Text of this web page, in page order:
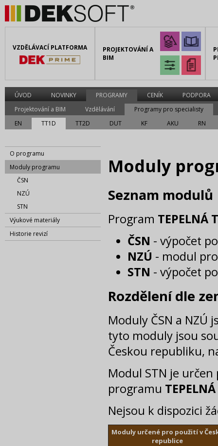
VZDĚLÁVACÍ PLATFORMA
PROJEKTOVÁNÍ A
BIM
ÚVOD NOVINKY PROGRAMY CENÍK
PODPORA
Projektování a BIM
Vzdělávání
Programy pro specialisty
EN
TT1D TT2D DUT KF AKU RN
O programu
Moduly programu
ČSN
NZÚ
STN
Výukové materiály
Historie revizí
Moduly
Seznam modulů
Program TEPELNÁ
ČSN - výpočet
NZÚ - modul
STN - výpočet
Rozdělení dle
Moduly ČSN a NZÚ
tyto moduly jsou
Českou republiku,
Modul STN je
programu
Nejsou k dispozici
Moduly určené pro použití v
republice